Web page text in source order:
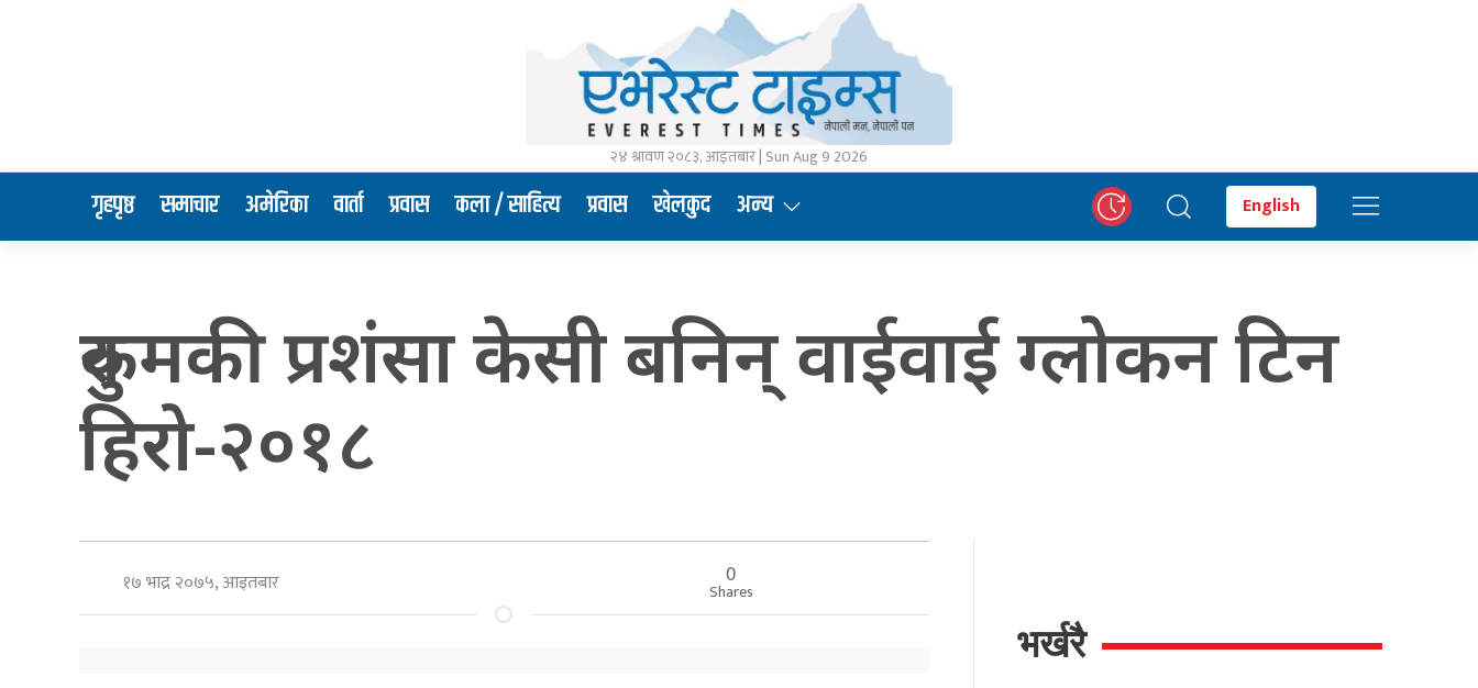
२४ श्रावण २०८३, आइतबार | Sun Aug 9 2026
गृहपृष्ठ समाचार अमेरिका वार्ता प्रवास कला / साहित्य प्रवास खेलकुद अन्य English
रुकुमकी प्रशंसा केसी बनिन् वाईवाई ग्लोकन टिन
हिरो-२०१८
१७ भाद्र २०७५, आइतबार 0
Shares
भर्खरै